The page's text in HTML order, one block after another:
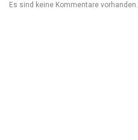
Es sind keine Kommentare vorhanden.